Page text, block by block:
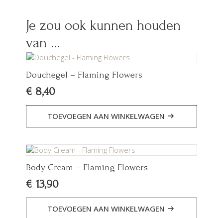
Je zou ook kunnen houden
van …
Douchegel – Flaming Flowers
€ 8,40
TOEVOEGEN AAN WINKELWAGEN
Body Cream – Flaming Flowers
€ 13,90
TOEVOEGEN AAN WINKELWAGEN